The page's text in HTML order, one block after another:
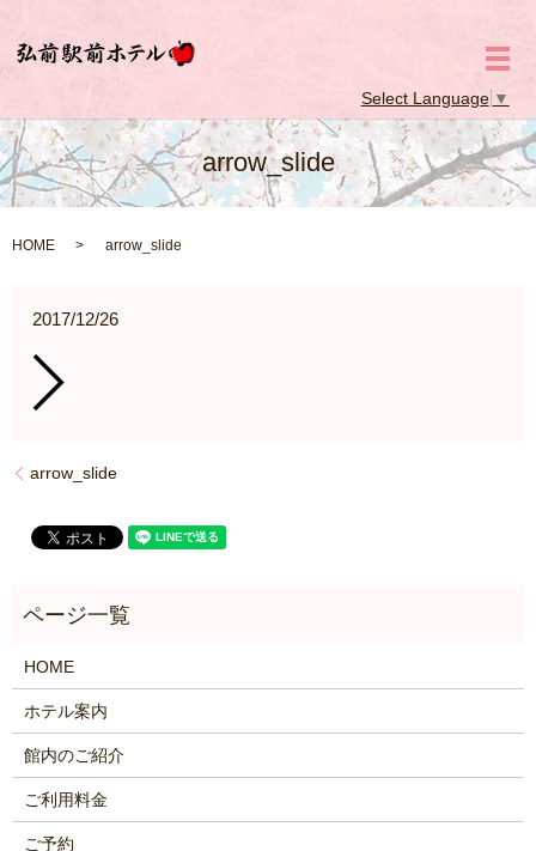
Select Language ▼
メ
arrow_slide
HOME arrow_slide
2017/12/26
arrow_slide
HOME
ホテル案内
館内のご紹介
ご利用料金
ご予約